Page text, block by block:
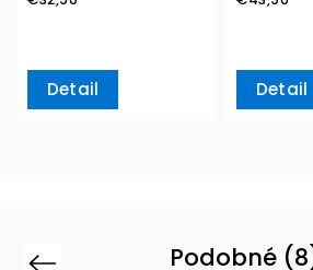
Detail Detail
Podobné
Previous